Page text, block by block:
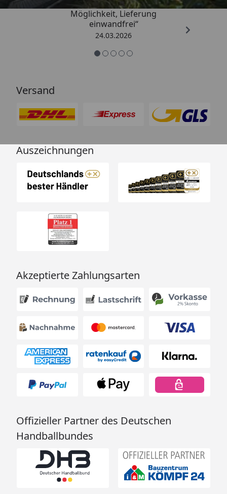
„Einfache Bestellung, Skonto
Möglichkeit, Lieferung
einwandfrei“
24.03.2026
Versand
Auszeichnungen
Akzeptierte Zahlungsarten
Offizieller Partner des Deutschen
Handballbundes